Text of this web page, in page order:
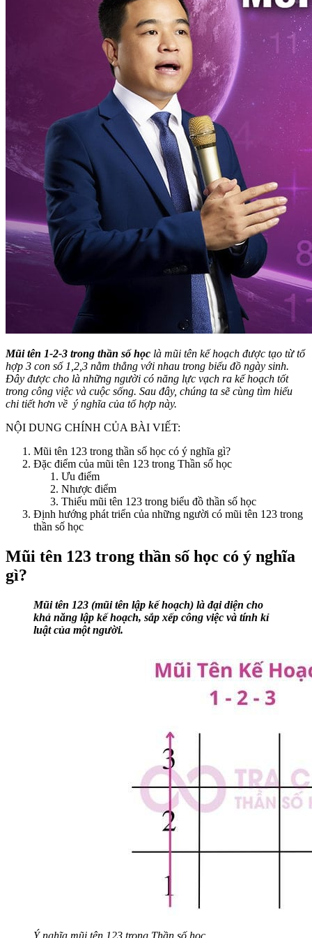
Mũi tên 1-2-3 trong thần số học là mũi tên kế hoạch được tạo từ tổ
hợp 3 con số 1,2,3 nằm thẳng với nhau trong biểu đồ ngày sinh.
Đây được cho là những người có năng lực vạch ra kế hoạch tốt
trong công việc và cuộc sống. Sau đây, chúng ta sẽ cùng tìm hiểu
chi tiết hơn về ý nghĩa của tổ hợp này.
NỘI DUNG CHÍNH CỦA BÀI VIẾT:
Mũi tên 123 trong thần số học có ý nghĩa gì?
Đặc điểm của mũi tên 123 trong Thần số học
Ưu điểm
Nhược điểm
Thiếu mũi tên 123 trong biểu đồ thần số học
Định hướng phát triển của những người có mũi tên 123 trong
thần số học
Mũi tên 123 trong thần số học có ý nghĩa
gì?
Mũi tên 123 (mũi tên lập kế hoạch) là đại diện cho
khả năng lập kế hoạch, sắp xếp công việc và tính kỉ
luật của một người.
Ý nghĩa mũi tên 123 trong Thần số học